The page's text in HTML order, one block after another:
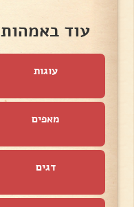
עוד
עוגות
מאפים
דגים